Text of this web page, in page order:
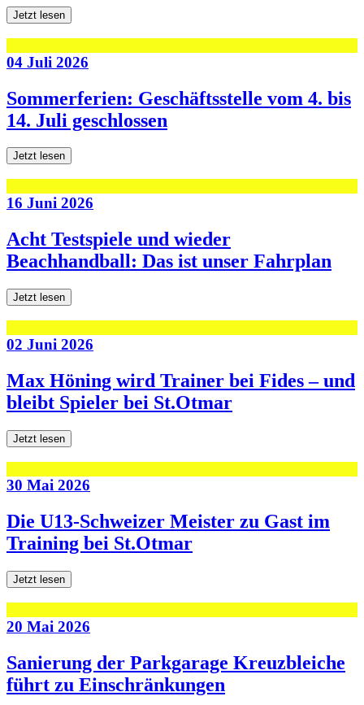
Jetzt lesen
04 Juli 2026
Sommerferien: Geschäftsstelle vom 4. bis
14. Juli geschlossen
Jetzt lesen
16 Juni 2026
Acht Testspiele und wieder
Beachhandball: Das ist unser Fahrplan
Jetzt lesen
02 Juni 2026
Max Höning wird Trainer bei Fides – und
bleibt Spieler bei St.Otmar
Jetzt lesen
30 Mai 2026
Die U13-Schweizer Meister zu Gast im
Training bei St.Otmar
Jetzt lesen
20 Mai 2026
Sanierung der Parkgarage Kreuzbleiche
führt zu Einschränkungen